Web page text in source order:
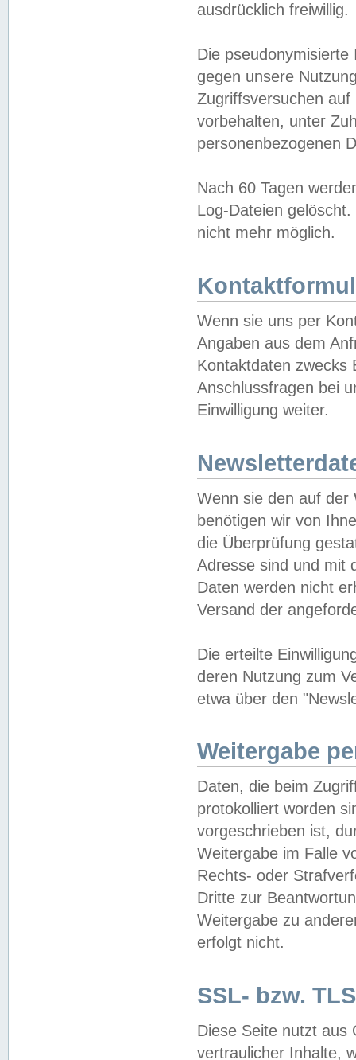
ausdrücklich freiwillig.
Die
gegen unsere
Zugriffsversuchen
vorbehalten, unter
personenbezogenen
Nach 60 Tagen
Log-Dateien
nicht mehr möglich.
Wenn sie uns per
Angaben aus dem
Kontaktdaten zwecks
Anschlussfragen bei
Einwilligung weiter.
Wenn sie den auf der
benötigen wir von
die Überprüfung
Adresse sind und mit
Daten werden nicht
Versand der
Die erteilte
deren Nutzung zum
etwa über den
Weitergabe
Daten, die beim
protokolliert worden
vorgeschrieben ist,
Weitergabe im Falle
Rechts- oder
Dritte zur
Weitergabe zu
erfolgt nicht.
SSL- bzw.
Diese Seite nutzt aus
vertraulicher Inhalte,